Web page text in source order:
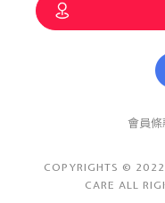
會員條
COPYRIGHTS ©
CARE ALL